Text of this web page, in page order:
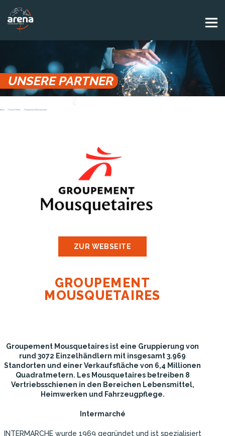
UNSERE PARTNER
Arena Unsere Partner Groupement Mousquetaires
ZUR WEBSEITE
GROUPEMENT
MOUSQUETAIRES
Groupement Mousquetaires ist eine Gruppierung von
rund 3072 Einzelhändlern mit insgesamt 3.969
Standorten und einer Verkaufsfläche von 6,4 Millionen
Quadratmetern. Les Mousquetaires betreiben 8
Vertriebsschienen in den Bereichen Lebensmittel,
Heimwerken und Fahrzeugpflege.
Intermarché
INTERMARCHE wurde 1969 gegründet und ist spezialisiert